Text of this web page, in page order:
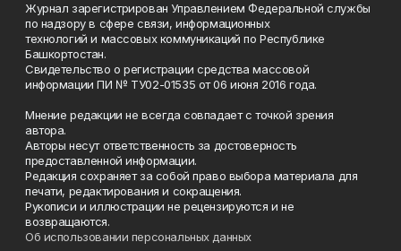
Журнал зарегистрирован Управлением Федеральной службы
по надзору в сфере связи, информационных
технологий и массовых коммуникаций по Республике
Башкортостан.
Свидетельство о регистрации средства массовой
информации ПИ № ТУ02-01535 от 06 июня 2016 года.
Мнение редакции не всегда совпадает с точкой зрения
автора.
Авторы несут ответственность за достоверность
предоставленной информации.
Редакция сохраняет за собой право выбора материала для
печати, редактирования и сокращения.
Рукописи и иллюстрации не рецензируются и не
возвращаются.
Об использовании персональных данных